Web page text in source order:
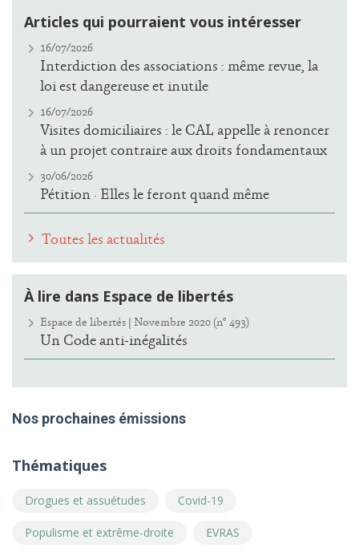
Articles qui pourraient vous intéresser
16/07/2026
Interdiction des associations : même revue, la
loi est dangereuse et inutile
16/07/2026
Visites domiciliaires : le CAL appelle à renoncer
à un projet contraire aux droits fondamentaux
30/06/2026
Pétition · Elles le feront quand même
Toutes les actualités
À lire dans Espace de libertés
Espace de libertés | Novembre 2020 (n° 493)
Un Code anti-inégalités
Nos prochaines émissions
Thématiques
Drogues et assuétudes Covid-19
Populisme et extrême-droite EVRAS